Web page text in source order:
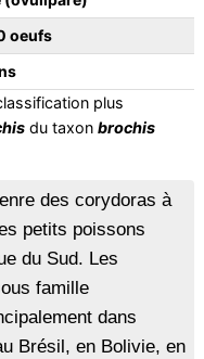
oeufs
plus
du taxon brochis
des corydoras à
petits poissons
du Sud. Les
famille
dans
Brésil, en Bolivie, en